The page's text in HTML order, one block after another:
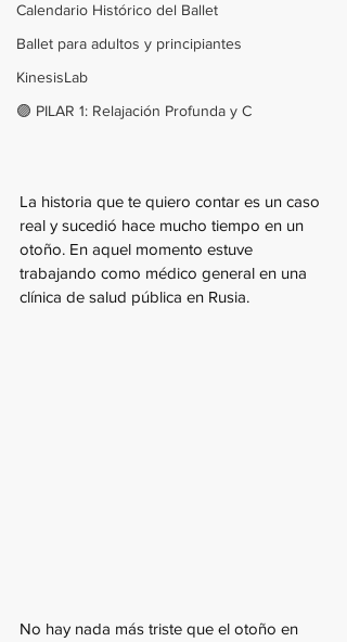
Calendario Histórico del Ballet
Ballet para adultos y principiantes
KinesisLab
🟣 PILAR 1: Relajación Profunda y C
La historia que te quiero contar es un caso
real y sucedió hace mucho tiempo en un
otoño. En aquel momento estuve
trabajando como médico general en una
clínica de salud pública en Rusia.
No hay nada más triste que el otoño en